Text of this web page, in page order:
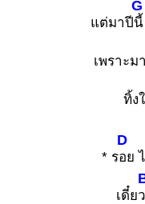
แต่มาปี
G
เพราะม
ทิ้ง
* ร
D
อย
เดี๋ยว